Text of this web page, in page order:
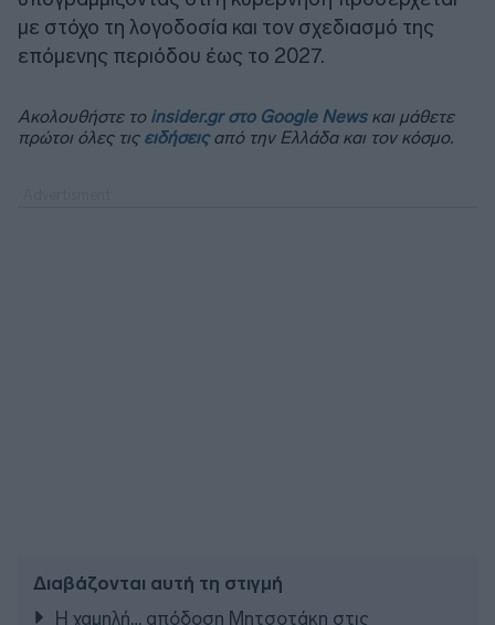
με στόχο τη λογοδοσία και τον σχεδιασμό της
επόμενης περιόδου έως το 2027.
Ακολουθήστε το insider.gr στο Google Newsκαι μάθετε
πρώτοι όλες τις ειδήσειςαπό την Ελλάδα και τον κόσμο.
Διαβάζονται αυτή τη στιγμή
Η χαμηλή… απόδοση Μητσοτάκη στις